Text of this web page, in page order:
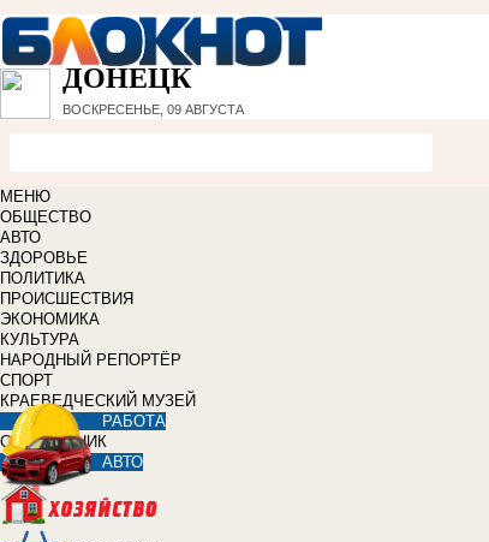
ДОНЕЦК
ВОСКРЕСЕНЬЕ, 09 АВГУСТА
МЕНЮ
ОБЩЕСТВО
АВТО
ЗДОРОВЬЕ
ПОЛИТИКА
ПРОИСШЕСТВИЯ
ЭКОНОМИКА
КУЛЬТУРА
НАРОДНЫЙ РЕПОРТЁР
СПОРТ
КРАЕВЕДЧЕСКИЙ МУЗЕЙ
РАБОТА
СПРАВОЧНИК
АВТО